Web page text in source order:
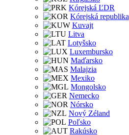
Kórejská ĽDR
Kórejská republika
Kuvajt
Litva
Lotyšsko
Luxembursko
Maďarsko
Malajzia
Mexiko
Mongolsko
Nemecko
Nórsko
Nový Zéland
Poľsko
Rakúsko